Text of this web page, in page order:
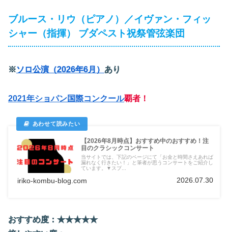
ブルース・リウ（ピアノ）／イヴァン・フィッ
シャー（指揮） ブダペスト祝祭管弦楽団
※ソロ公演（2026年6月） あり
2021年ショパン国際コンクール覇者！
【2026年8月時点】おすすめ中のおすすめ！注
目のクラシックコンサート
当サイトでは、下記のページにて「お金と時間さえあれば
漏れなく行きたい！」と筆者が思うコンサートをご紹介し
ています。▼スプ...
iriko-kombu-blog.com 2026.07.30
おすすめ度：★★★★★